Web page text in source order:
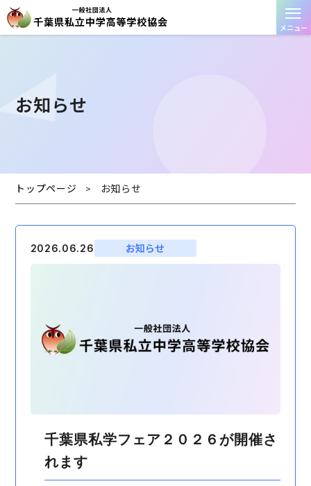
≡
メニュー
お知らせ
トップページ > お知らせ
2026.06.26 お知らせ
千葉県私学フェア２０２６が開催さ
れます